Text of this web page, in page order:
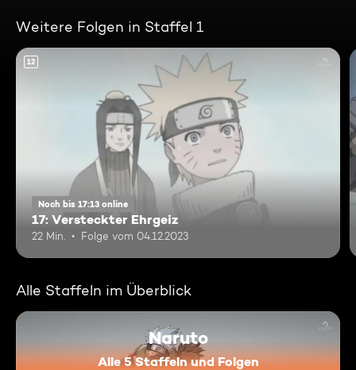
Weitere Folgen in Staffel 1
12
Noch bis 17:13 online
17: Versteckter Ehrgeiz
22 Min. Folge vom 04.12.2023
Alle Staffeln im Überblick
Naruto
Alle 5 Staffeln und Folgen